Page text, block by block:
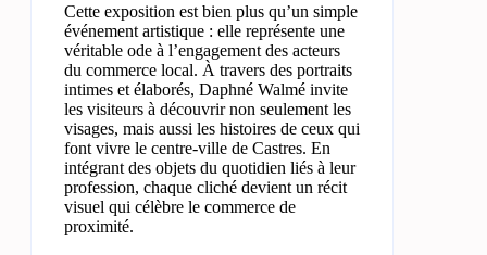
Cette exposition est bien plus qu’un simple
événement artistique : elle représente une
véritable ode à l’engagement des acteurs
du commerce local. À travers des portraits
intimes et élaborés, Daphné Walmé invite
les visiteurs à découvrir non seulement les
visages, mais aussi les histoires de ceux qui
font vivre le centre-ville de Castres. En
intégrant des objets du quotidien liés à leur
profession, chaque cliché devient un récit
visuel qui célèbre le commerce de
proximité.